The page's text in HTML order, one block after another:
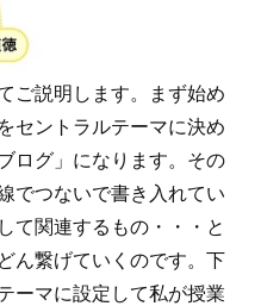
ご説明します。まず始め
セントラ ルテーマに決め
ログ」になります。 その
でつないで書き入れてい
て関連するもの・・・と
ん繋げていくのです。下
ーマに設定して私が授業